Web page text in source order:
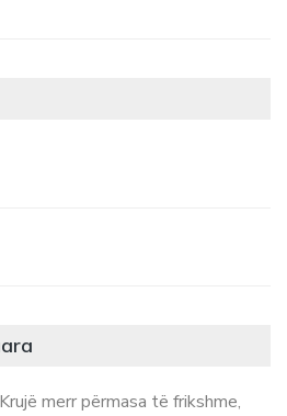
merr përmasa të frikshme,